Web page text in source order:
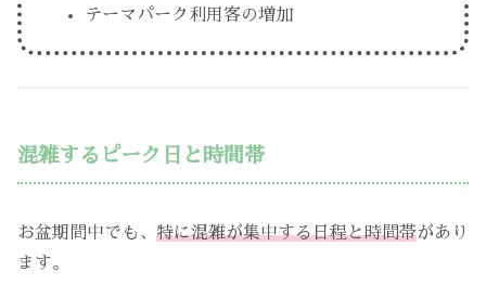
テーマパーク利用客の増加
混雑するピーク日と時間帯
お盆期間中でも、 特に混雑が集中する日程と時間帯があり
ます。